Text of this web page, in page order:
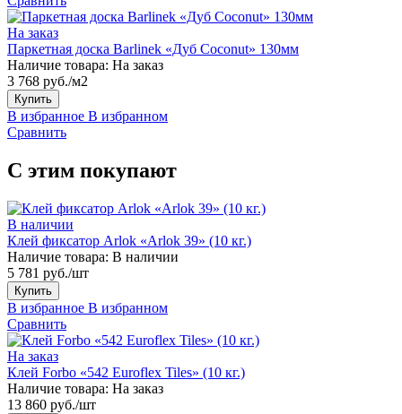
На заказ
Паркетная доска Barlinek «Дуб Coconut» 130мм
Наличие товара: На заказ
3 768 руб./м2
Купить
В избранное В избранном
Сравнить
С этим покупают
В наличии
Клей фиксатор Arlok «Arlok 39» (10 кг.)
Наличие товара: В наличии
5 781 руб./шт
Купить
В избранное В избранном
Сравнить
На заказ
Клей Forbo «542 Euroflex Tiles» (10 кг.)
Наличие товара: На заказ
13 860 руб./шт